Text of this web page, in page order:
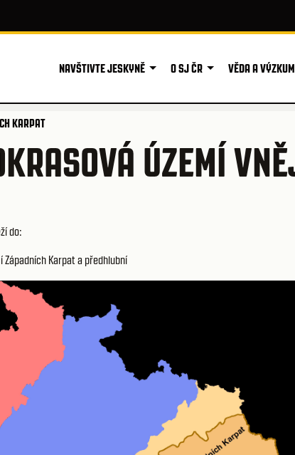
NAVŠTIVTE JESKYNĚ O SJ ČR VĚDA A VÝZKUM
KARPAT
ÚZEMÍ
do:
Karpat a předhlubní